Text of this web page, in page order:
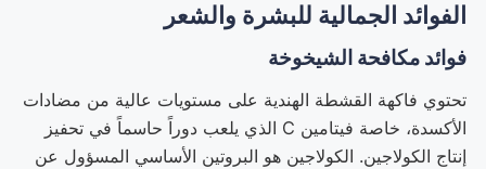
الفوائد الجمالية للبشرة والشعر
فوائد مكافحة الشيخوخة
تحتوي فاكهة القشطة الهندية على مستويات عالية من مضادات
الأكسدة، خاصة فيتامين C الذي يلعب دوراً حاسماً في تحفيز
إنتاج الكولاجين. الكولاجين هو البروتين الأساسي المسؤول عن